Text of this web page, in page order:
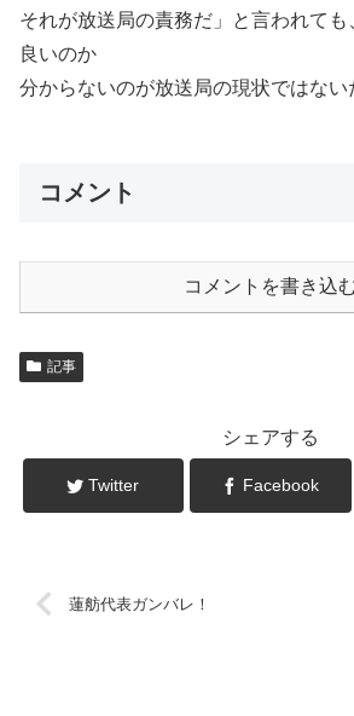
それが放送局の責務だ」と言われて
良いのか
分からないのが放送局の現状ではない
コメント
コメントを書き込
記事
シェアする
Twitter Facebook
蓮舫代表ガンバレ！